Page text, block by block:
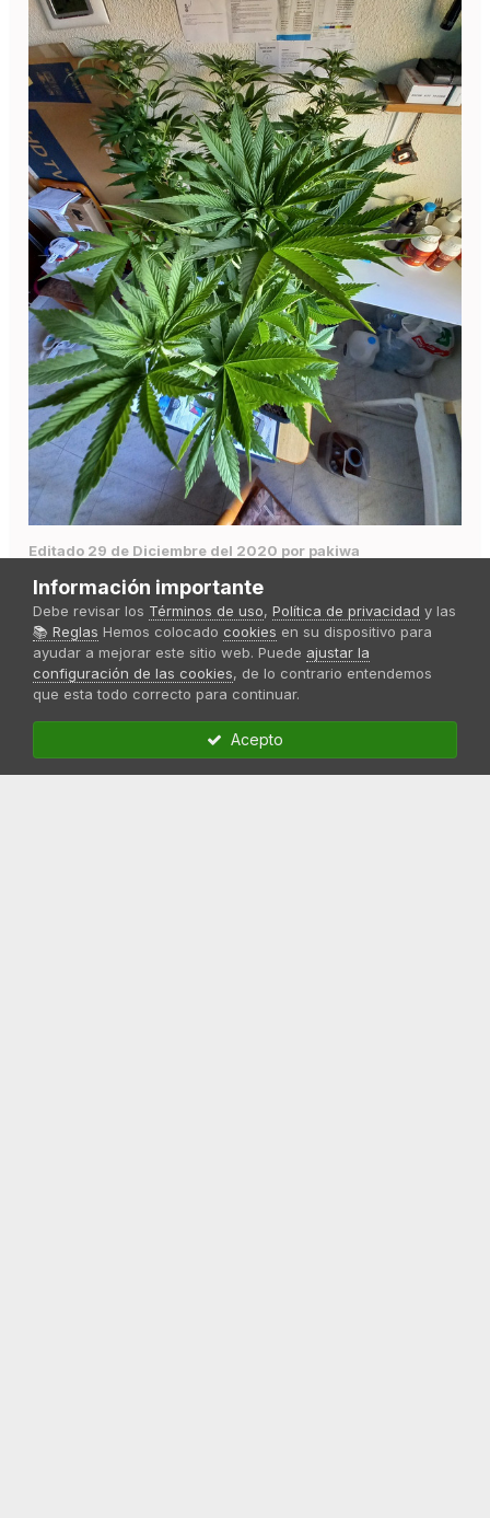
Editado 29 de Diciembre del 2020 por pakiwa
Citar
23 de Noviembre del 2020
y las cream caramel tampoco se quedan atras, algunas de
Información importante
Debe revisar los Términos de uso, Política de privacidad y las
📚 Reglas Hemos colocado cookies en su dispositivo para
ayudar a mejorar este sitio web. Puede ajustar la
configuración de las cookies, de lo contrario entendemos
que esta todo correcto para continuar.
Acepto